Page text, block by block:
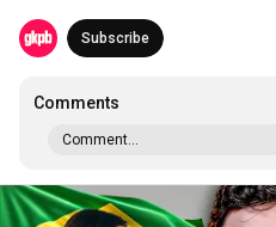
Subscribe
Comments
Comment...